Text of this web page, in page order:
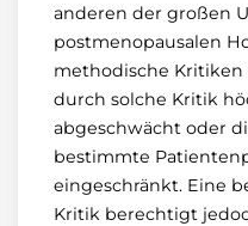
anderen der großen
postmenopausalen
methodische
durch solche Kritik
abgeschwächt oder
bestimmte
eingeschränkt. Eine
Kritik berechtigt